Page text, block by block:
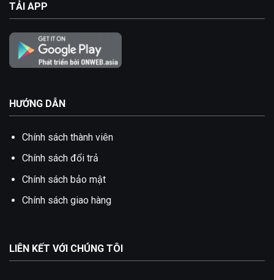
TẢI APP
HƯỚNG DẪN
Chính sách thành viên
Chính sách đổi trả
Chính sách bảo mật
Chính sách giao hàng
LIÊN KẾT VỚI CHÚNG TÔI